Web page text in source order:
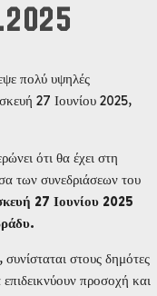
πολύ υψηλές
27 Ιουνίου 2025,
ότι θα έχει στη
των συνεδριάσεων του
27 Ιουνίου 2025
στους δημότες
προσοχή και